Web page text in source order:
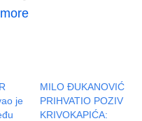
je
MILO ĐUKANOVIĆ
PRIHVATIO POZIV
KRIVOKAPIĆA: